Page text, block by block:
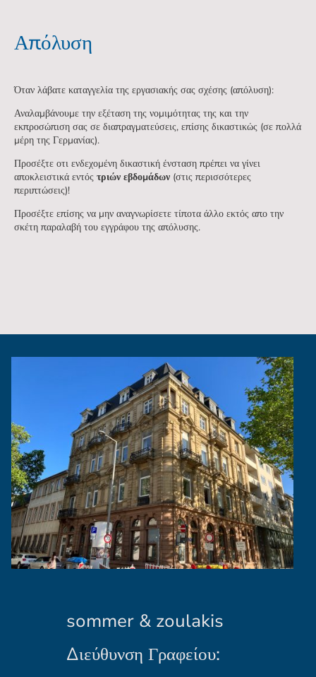
Απόλυση
Όταν λάβατε καταγγελία της εργασιακής σας σχέσης (απόλυση):
Αναλαμβάνουμε την εξέταση της νομιμότητας της και την
εκπροσώπιση σας σε διαπραγματεύσεις, επίσης δικαστικώς (σε πολλά
μέρη της Γερμανίας).
Προσέξτε οτι ενδεχομένη δικαστική ένσταση πρέπει να γίνει
αποκλειστικά εντός τριών εβδομάδων (στις περισσότερες
περιπτώσεις)!
Προσέξτε επίσης να μην αναγνωρίσετε τίποτα άλλο εκτός απο την
σκέτη παραλαβή του εγγράφου της απόλυσης.
sommer & zoulakis
Διεύθυνση Γραφείου: